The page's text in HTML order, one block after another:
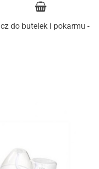
do butelek i pokarmu -